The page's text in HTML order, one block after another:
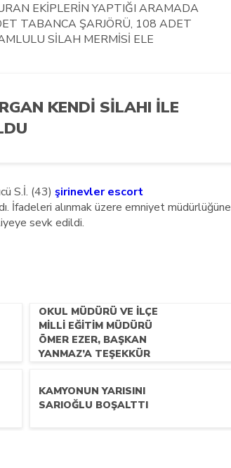
EKİPLERİN YAPTIĞI ARAMADA
TABANCA ŞARJÖRÜ, 108 ADET
SİLAH MERMİSİ ELE
KENDİ SİLAHI İLE
S.İ. (43) şirinevler escort
İfadeleri alınmak üzere emniyet müdürlüğüne
sevk edildi.
OKUL MÜDÜRÜ VE İLÇE
MILLI EĞITIM MÜDÜRÜ
ÖMER EZER, BAŞKAN
YANMAZ’A TEŞEKKÜR
KAMYONUN YARISINI
SARIOĞLU BOŞALTTI